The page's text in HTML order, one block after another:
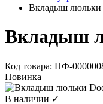
Вкладыш люльки
Вкладыш
Код товара: НФ-
Новинка
В наличии ✓